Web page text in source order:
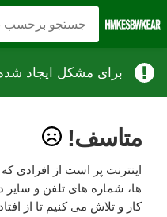
برای مشکل ایجاد
متاسف!
اینترنت پر است از افرادی
ها، شماره های تلفن و
کار و تلاش می کنیم تا از